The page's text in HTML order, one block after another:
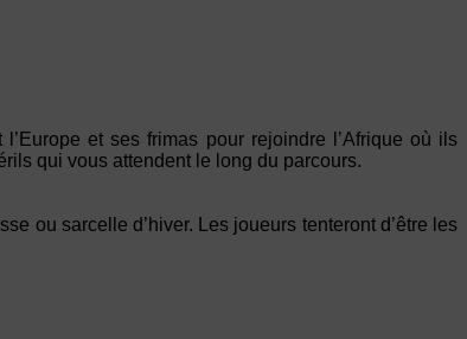
et ses frimas pour rejoindre l’Afrique où ils
qui vous attendent le long du parcours.
ou sarcelle d’hiver. Les joueurs tenteront d’être les